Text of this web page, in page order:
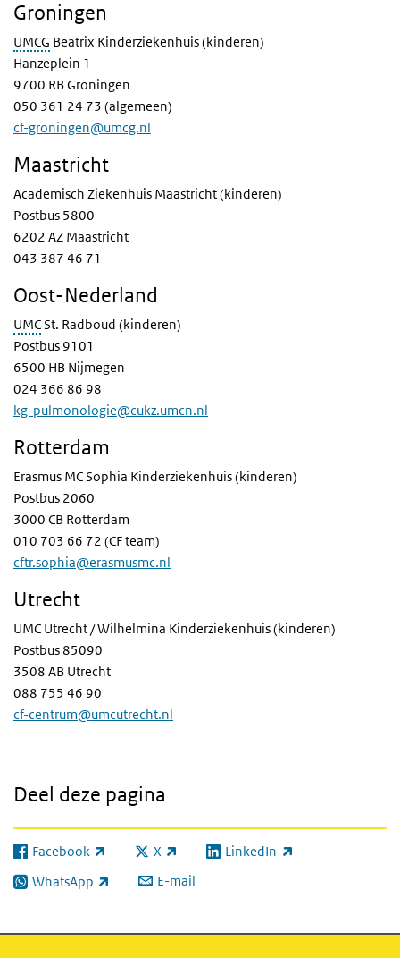
Groningen
UMCG Beatrix Kinderziekenhuis (kinderen)
Hanzeplein 1
9700 RB Groningen
050 361 24 73 (algemeen)
cf-groningen@umcg.nl
Maastricht
Academisch Ziekenhuis Maastricht (kinderen)
Postbus 5800
6202 AZ Maastricht
043 387 46 71
Oost-Nederland
UMCSt. Radboud (kinderen)
Postbus 9101
6500 HB Nijmegen
024 366 86 98
kg-pulmonologie@cukz.umcn.nl
Rotterdam
Erasmus MC Sophia Kinderziekenhuis (kinderen)
Postbus 2060
3000 CB Rotterdam
010 703 66 72 (CF team)
cftr.sophia@erasmusmc.nl
Utrecht
UMC Utrecht / Wilhelmina Kinderziekenhuis (kinderen)
Postbus 85090
3508 AB Utrecht
088 755 46 90
cf-centrum@umcutrecht.nl
Deel deze pagina
Facebook
(externe link) X
(externe link) LinkedIn
(externe link)
WhatsApp
(externe link) E-mail